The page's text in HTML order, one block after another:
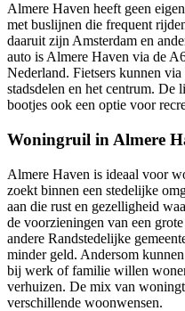
Almere Haven heeft geen
met buslijnen die frequent
daaruit zijn Amsterdam en
auto is Almere Haven via de
Nederland. Fietsers kunnen
stadsdelen en het centrum. De
bootjes ook een optie voor
Woningruil in Almere
Almere Haven is ideaal voor
zoekt binnen een stedelijke
aan die rust en gezelligheid
de voorzieningen van een
andere Randstedelijke
minder geld. Andersom
bij werk of familie willen
verhuizen. De mix van
verschillende woonwensen.